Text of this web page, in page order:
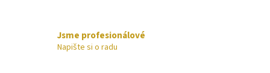
Jsme profesionálové
Napište si o radu